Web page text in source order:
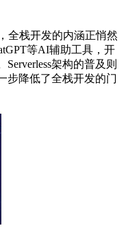
全栈开发的内涵正悄然
等AI辅助工具，开
架构的普及则
步降低了全栈开发的门